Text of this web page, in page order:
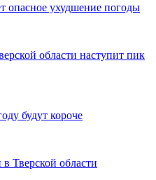
опасное ухудшение погоды
области наступит пик
будут короче
Тверской области